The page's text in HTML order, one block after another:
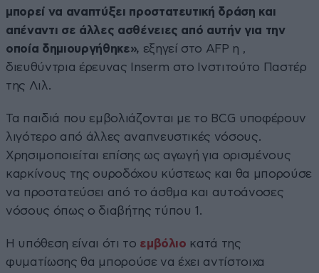
μπορεί να αναπτύξει προστατευτική δράση και
απέναντι σε άλλες ασθένειες από αυτήν για την
οποία δημιουργήθηκε», εξηγεί στο AFP η ,
διευθύντρια έρευνας Inserm στο Ινστιτούτο Παστέρ
της Λιλ.
Τα παιδιά που εμβολιάζονται με το BCG υποφέρουν
λιγότερο από άλλες αναπνευστικές νόσους.
Χρησιμοποιείται επίσης ως αγωγή για ορισμένους
καρκίνους της ουροδόχου κύστεως και θα μπορούσε
να προστατεύσει από το άσθμα και αυτοάνοσες
νόσους όπως ο διαβήτης τύπου 1.
Η υπόθεση είναι ότι το εμβόλιο κατά της
φυματίωσης θα μπορούσε να έχει αντίστοιχα